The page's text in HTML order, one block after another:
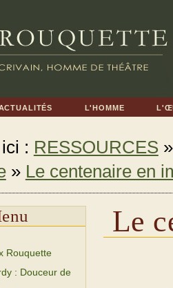
L'HOMME
: RESSOURCES
» Le centenaire en
Rouquette
: Douceur de
Le